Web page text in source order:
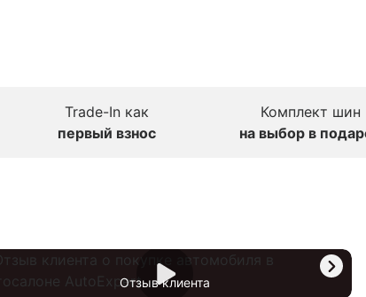
Trade-In как
первый взнос
Комплект шин
на выбор в
Отзыв клиента